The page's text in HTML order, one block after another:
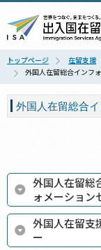
トップページ 在留支援
外国人在留総合インフ
外国人在留総合
外国人在留総
ォメーション
外国人在留支
ー